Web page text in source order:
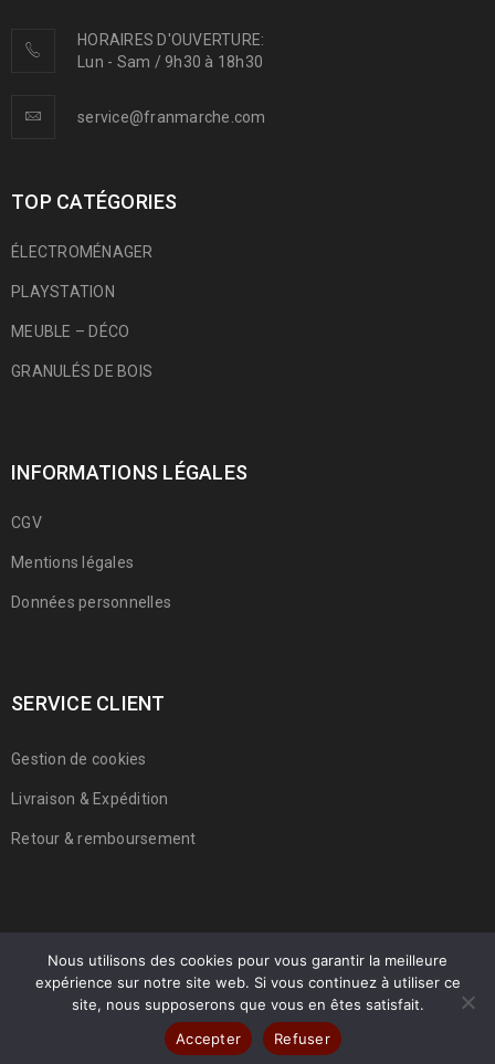
HORAIRES D'OUVERTURE:
Lun - Sam / 9h30 à 18h30
service@franmarche.com
TOP CATÉGORIES
ÉLECTROMÉNAGER
PLAYSTATION
MEUBLE – DÉCO
GRANULÉS DE BOIS
INFORMATIONS LÉGALES
CGV
Mentions légales
Données personnelles
SERVICE CLIENT
Gestion de cookies
Livraison & Expédition
Retour & remboursement
© 2022 Franmarche. Tous droits réservés.
Nous utilisons des cookies pour vous garantir la meilleure
expérience sur notre site web. Si vous continuez à utiliser ce
site, nous supposerons que vous en êtes satisfait.
Accepter
Refuser